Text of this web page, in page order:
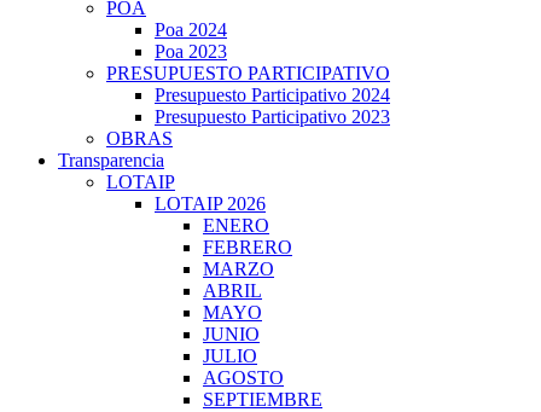
POA
Poa 2024
Poa 2023
PRESUPUESTO PARTICIPATIVO
Presupuesto Participativo 2024
Presupuesto Participativo 2023
OBRAS
Transparencia
LOTAIP
LOTAIP 2026
ENERO
FEBRERO
MARZO
ABRIL
MAYO
JUNIO
JULIO
AGOSTO
SEPTIEMBRE